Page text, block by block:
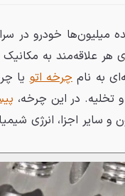
میلیون‌ها خودرو در
هر علاقه‌مند به
به نامچرخه اتویا
تخلیه. در این چرخه،
سایر اجزا، انرژی